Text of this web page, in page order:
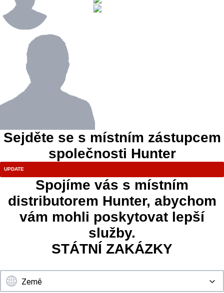
Sejděte se s místním zástupcem
společnosti Hunter
Spojíme vás s místním
distributorem Hunter, abychom
vám mohli poskytovat lepší
služby.
STÁTNÍ ZAKÁZKY